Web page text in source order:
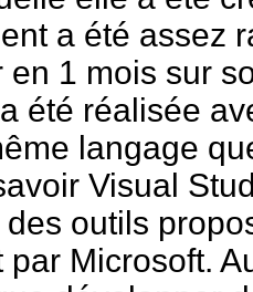
a été assez
en 1 mois sur
été réalisée
langage
Visual
outils
par Microsoft.